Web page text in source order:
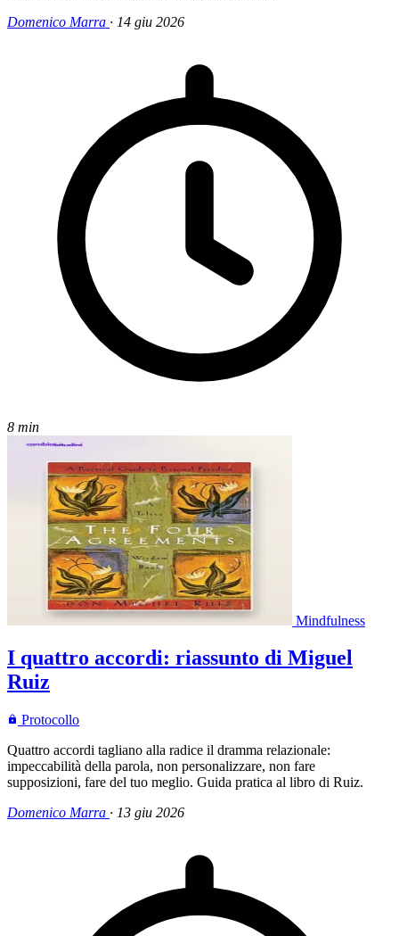
Domenico Marra · 14 giu 2026
8 min
Mindfulness
I quattro accordi: riassunto di Miguel
Ruiz
Protocollo
Quattro accordi tagliano alla radice il dramma relazionale:
impeccabilità della parola, non personalizzare, non fare
supposizioni, fare del tuo meglio. Guida pratica al libro di Ruiz.
Domenico Marra · 13 giu 2026